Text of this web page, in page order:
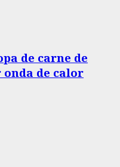
de carne de
de calor